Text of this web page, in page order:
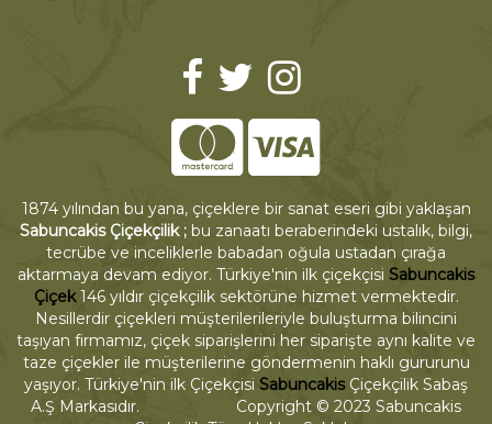
1874 yılından bu yana, çiçeklere bir sanat eseri gibi yaklaşan
Sabuncakis Çiçekçilik ; bu zanaatı beraberindeki ustalık, bilgi,
tecrübe ve inceliklerle babadan oğula ustadan çırağa
aktarmaya devam ediyor. Türkiye'nin ilk çiçekçisi Sabuncakis
Çiçek146 yıldır çiçekçilik sektörüne hizmet vermektedir.
Nesillerdir çiçekleri müşterilerileriyle buluşturma bilincini
taşıyan firmamız, çiçek siparişlerini her siparişte aynı kalite ve
taze çiçekler ile müşterilerine göndermenin haklı gururunu
yaşıyor. Türkiye'nin ilk Çiçekçisi SabuncakisÇiçekçilik Sabaş
A.Ş Markasıdır. Copyright © 2023 Sabuncakis